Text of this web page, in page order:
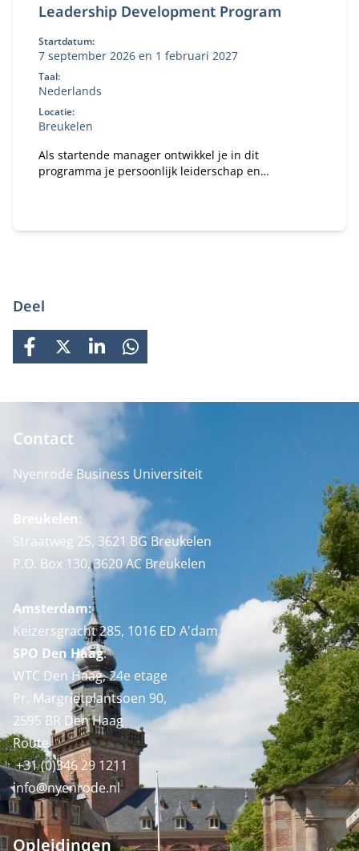
Leadership Development Program
Startdatum:
7 september 2026 en 1 februari 2027
Taal:
Nederlands
Locatie:
Breukelen
Als startende manager ontwikkel je in dit
programma je persoonlijk leiderschap en
Deel
FACEBOOK
X LINKEDINWHATSAPP
Contact
Nyenrode Business Universiteit
Breukelen:
Straatweg 25, 3621 BG Breukelen
P.O. Box 130, 3620 AC Breukelen
Amsterdam:
Keizersgracht 285, 1016 ED A'dam
SPO Den Haag:
WTC Den Haag, 24e etage
Pr. Margrietplantsoen 90,
2595 BR Den Haag
Route
+31 (0)346 29 1211
info@nyenrode.nl
Opleidingen